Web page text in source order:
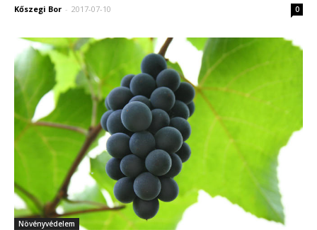
Kőszegi Bor - 2017-07-10 0
Növényvédelem